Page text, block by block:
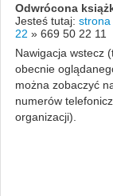
Odwrócona
Jesteś tutaj: strona
22 » 669 50 22 11
Nawigacja wstecz
obecnie
można zobaczyć
numerów
organizacji).